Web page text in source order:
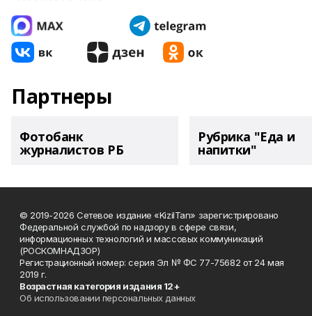
Партнеры
Фотобанк
журналистов РБ
Рубрика "Еда и
напитки"
© 2019-2026 Сетевое издание «KizilTan» зарегистрировано
Федеральной службой по надзору в сфере связи,
информационных технологий и массовых коммуникаций
(РОСКОМНАДЗОР)
Регистрационный номер: серия Эл № ФС 77-75682 от 24 мая
2019 г.
Возрастная категория издания 12+
Об использовании персональных данных